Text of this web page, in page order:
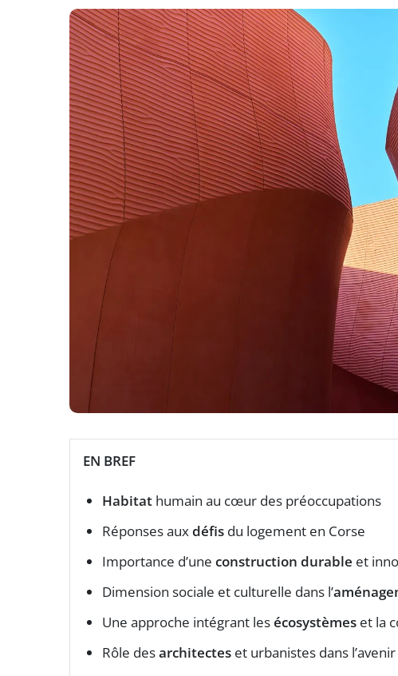
EN BREF
Habitat humain au cœur des préoccupations
Réponses auxdéfis du logement en Corse
Importance d’une construction durable et
Dimension sociale et culturelle dans l’
Une approche intégrant lesécosystèmes et la
Rôle desarchitectes et urbanistes dans l’avenir